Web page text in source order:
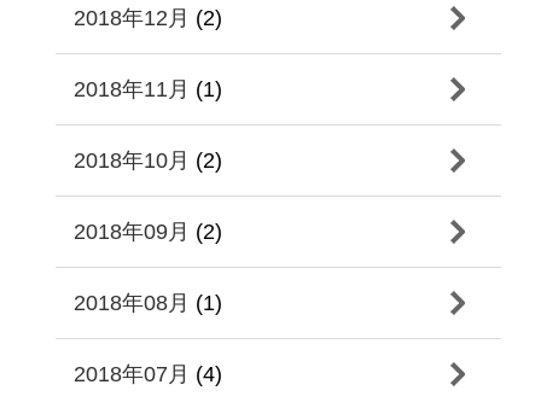
2018年12月 (2)
2018年11月 (1)
2018年10月 (2)
2018年09月 (2)
2018年08月 (1)
2018年07月 (4)